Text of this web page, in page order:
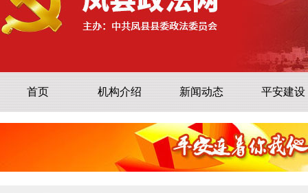
首页 机构介绍 新闻动态 平安建设